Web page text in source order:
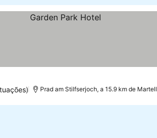
Prad am Stilfserjoch, a 15.9 km de Martell